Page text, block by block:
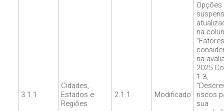
3.1.1
Cidades,
Estados e
Regiões
2.1.1 Modificado
Opções
na
"Fatores
na
2025
1.3,
riscos
sua